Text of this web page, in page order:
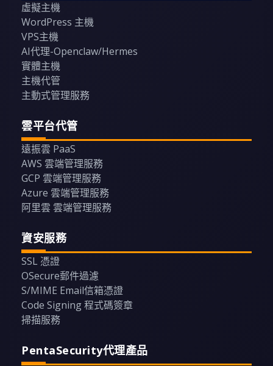
虛擬主機
WordPress 主機
VPS主機
AI代理-Openclaw/Hermes
實體主機
主機代管
主動式管理服務
雲平台代管
遠振雲 PaaS
AWS 雲端管理服務
GCP 雲端管理服務
Azure 雲端管理服務
阿里雲 雲端管理服務
資安服務
SSL 憑證
OSecure郵件過濾
S/MIME Email信箱憑證
Code Signing 程式碼簽章
掃描服務
PentaSecurity代理產品